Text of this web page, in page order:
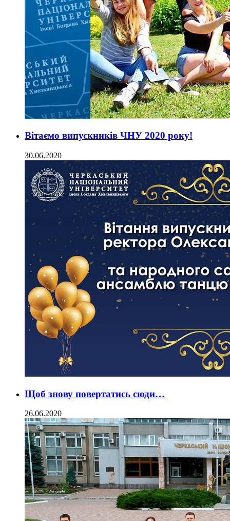
Вітаємо випускників ЧНУ 2020 року!
30.06.2020
Щоб знову повертатись сюди…
26.06.2020